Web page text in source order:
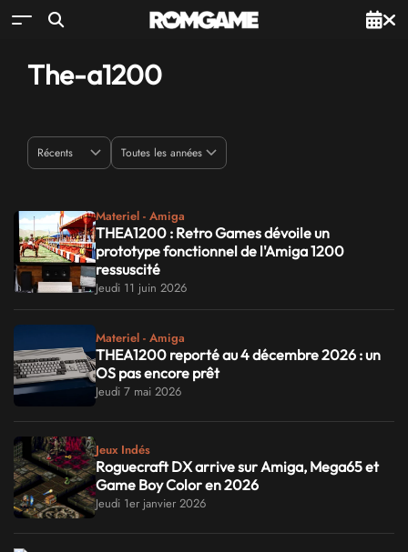
The-a1200
Materiel - Amiga
THEA1200 : Retro Games dévoile un
prototype fonctionnel de l'Amiga 1200
ressuscité
Jeudi 11 juin 2026
Materiel - Amiga
THEA1200 reporté au 4 décembre 2026 : un
OS pas encore prêt
Jeudi 7 mai 2026
Jeux Indés
Roguecraft DX arrive sur Amiga, Mega65 et
Game Boy Color en 2026
Jeudi 1er janvier 2026